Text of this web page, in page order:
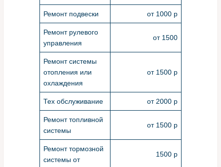
Ремонт подвески от 1000 р
Ремонт рулевого
управления
от 1500
Ремонт системы
отопления или
охлаждения
от 1500 р
Тех обслуживание от 2000 р
Ремонт топливной
системы
от 1500 р
Ремонт тормозной
системы от
1500 р